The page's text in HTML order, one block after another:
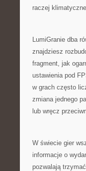
raczej
LumiGranie dba
znajdziesz
fragment, jak
ustawienia pod
w grach często
zmiana jednego
lub wręcz
W świecie gier
informacje o
pozwalają